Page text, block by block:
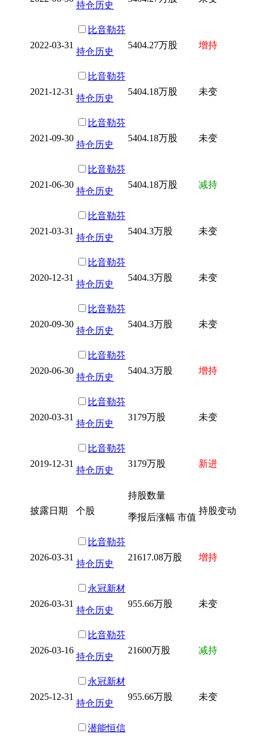
持仓历史
2022-03-31
比音勒芬
持仓历史
5404.27万股 增持
2021-12-31
比音勒芬
持仓历史
5404.18万股 未变
2021-09-30
比音勒芬
持仓历史
5404.18万股 未变
2021-06-30
比音勒芬
持仓历史
5404.18万股 减持
2021-03-31
比音勒芬
持仓历史
5404.3万股 未变
2020-12-31
比音勒芬
持仓历史
5404.3万股 未变
2020-09-30
比音勒芬
持仓历史
5404.3万股 未变
2020-06-30
比音勒芬
持仓历史
5404.3万股 增持
2020-03-31
比音勒芬
持仓历史
3179万股 未变
2019-12-31
比音勒芬
持仓历史
3179万股 新进
披露日期 个股
持股数量
季报后涨幅 市值
持股变动
2026-03-31
比音勒芬
持仓历史
21617.08万股 增持
2026-03-31
永冠新材
持仓历史
955.66万股 未变
2026-03-16
比音勒芬
持仓历史
21600万股 减持
2025-12-31
永冠新材
持仓历史
955.66万股 未变
潜能恒信